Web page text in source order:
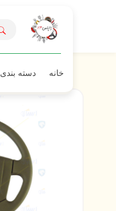
خانه دسته بندی